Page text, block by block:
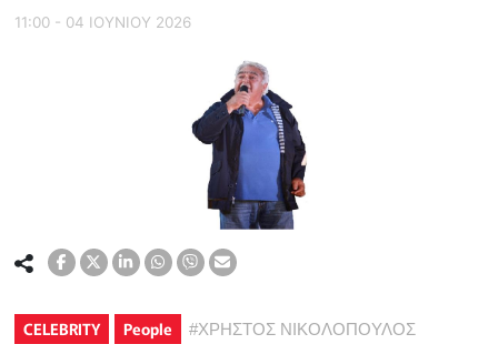
11:00 - 04 ΙΟΥΝΙΟΥ 2026
CELEBRITY People #ΧΡΗΣΤΟΣ ΝΙΚΟΛΟΠΟΥΛΟΣ